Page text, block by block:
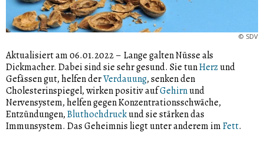
© SDV
Aktualisiert am 06.01.2022– Lange galten Nüsse als
Dickmacher. Dabei sind sie sehr gesund. Sie tunHerzund
Gefässen gut, helfen derVerdauung, senken den
Cholesterinspiegel, wirken positiv aufGehirnund
Nervensystem, helfen gegen Konzentrationsschwäche,
Entzündungen,Bluthochdruckund sie stärken das
Immunsystem. Das Geheimnis liegt unter anderem imFett.